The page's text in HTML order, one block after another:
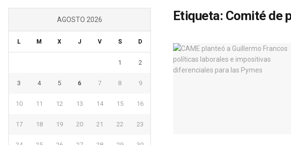
Etiqueta: Comité de
AGOSTO 2026
L M X J V S D
1 2
3 4 5 6 7 8 9
10 11 12 13 14 15 16
17 18 19 20 21 22 23